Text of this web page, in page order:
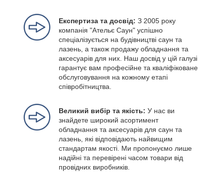
Експертиза та досвід: З 2005 року
компанія "Ательє Саун" успішно
спеціалізується на будівництві саун та
лазень, а також продажу обладнання та
аксесуарів для них. Наш досвід у цій галузі
гарантує вам професійне та кваліфіковане
обслуговування на кожному етапі
співробітництва.
Великий вибір та якість: У нас ви
знайдете широкий асортимент
обладнання та аксесуарів для саун та
лазень, які відповідають найвищим
стандартам якості. Ми пропонуємо лише
надійні та перевірені часом товари від
провідних виробників.